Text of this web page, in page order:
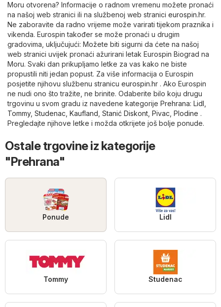
Moru otvorena? Informacije o radnom vremenu možete pronaći
na našoj web stranici ili na službenoj web stranici eurospin.hr.
Ne zaboravite da radno vrijeme može varirati tijekom praznika i
vikenda. Eurospin također se može pronaći u drugim
gradovima, uključujući: Možete biti sigurni da ćete na našoj
web stranici uvijek pronaći ažurirani letak Eurospin Biograd na
Moru. Svaki dan prikupljamo letke za vas kako ne biste
propustili niti jedan popust. Za više informacija o Eurospin
posjetite njihovu službenu stranicu eurospin.hr . Ako Eurospin
ne nudi ono što tražite, ne brinite. Odaberite bilo koju drugu
trgovinu u svom gradu iz navedene kategorije Prehrana: Lidl
Tommy, Studenac Kaufland Stanić Diskont Pivac Plodine .
Pregledajte njihove letke i možda otkrijete još bolje ponude.
Ostale trgovine iz kategorije
"Prehrana"
Ponude Lidl
Tommy Studenac